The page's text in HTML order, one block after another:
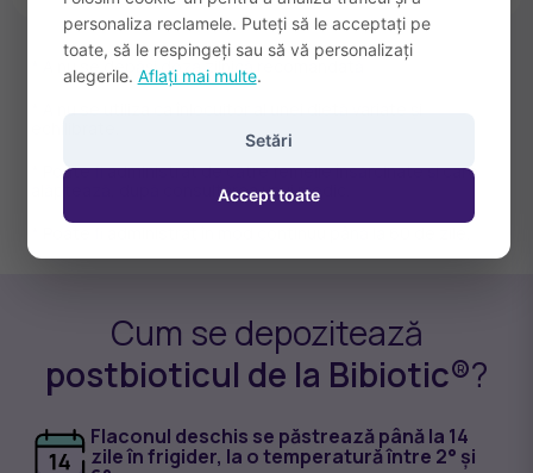
* A nu se depăși doza zilnică recomandată
* Poate fi administrat de către femeile însărcinate și care
alăptează, după consultarea unui medic.
Cum se depozitează
postbioticul de la Bibiotic®?
Flaconul deschis se păstrează până la 14
zile în frigider, la o temperatură între 2° și
personaliza reclamele. Puteți să le acceptați pe
toate, să le respingeți sau să vă personalizați
alegerile. Aflați mai multe.
Setări
Accept toate